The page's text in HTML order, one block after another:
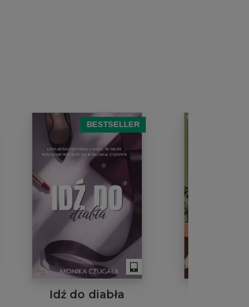
BESTSELLER
Idź do diabła